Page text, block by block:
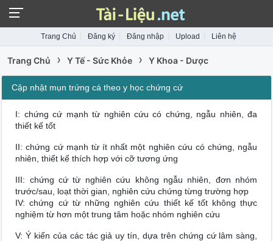
Trang Chủ Đăng ký Đăng nhập Upload Liên hệ
Trang Chủ › Y Tế - Sức Khỏe › Y Khoa - Dược
Cập nhật mụn trứng cá theo y học chứng cứ
I: chứng cứ mạnh từ nghiên cứu có chứng, ngẫu nhiên, đa
thiết kế tốt
II: chứng cứ mạnh từ ít nhất một nghiên cứu có chứng, ngẫu
nhiên, thiết kế thích hợp với cỡ tương ứng
III: chứng cứ từ nghiên cứu không ngẫu nhiên, đơn nhóm
trước/sau, loạt thời gian, nghiên cứu chứng từng trường hợp
IV: chứng cứ từ những nghiên cứu thiết kế tốt không thực
nghiệm từ hơn một trung tâm hoặc nhóm nghiên cứu
V: Ý kiến của các tác giả uy tín, dựa trên chứng cứ lâm sàng,